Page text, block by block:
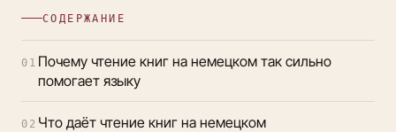
СОДЕРЖАНИЕ
01 Почему чтение книг на немецком так сильно
помогает языку
02 Что даёт чтение книг на немецком